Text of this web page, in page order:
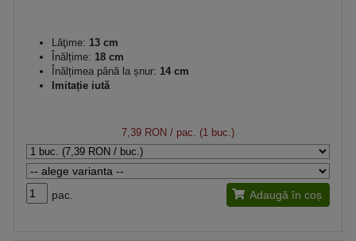
Lăţime: 13 cm
Înălțime: 18 cm
Înălțimea până la șnur: 14 cm
Imitație iută
7,39 RON / pac. (1 buc.)
pac. Adaugă în coș